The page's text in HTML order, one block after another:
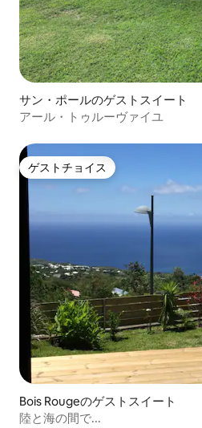
サン・ポールのゲストスイート
アール・トゥルーヴァイユ
ゲストチョイス
ゲストチョイス
Bois Rougeのゲストスイート
陸と海の間で...